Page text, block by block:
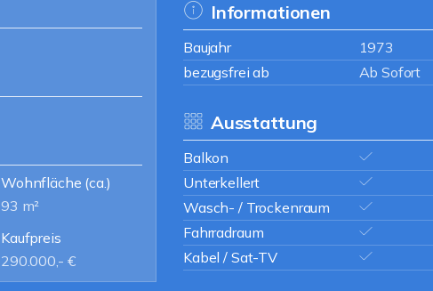
Wohnfläche (ca.)
93 m²
Kaufpreis
290.000,- €
Informationen
Baujahr 1973
bezugsfrei ab
Ab Sofort
Ausstattung
Balkon
Unterkellert
Wasch- / Trockenraum
Fahrradraum
Kabel / Sat-TV